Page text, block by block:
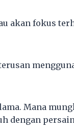
akan fokus
Mana
dengan